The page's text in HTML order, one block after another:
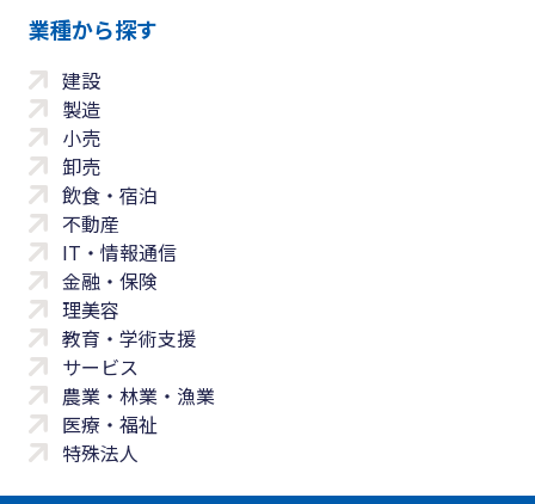
業種から探す
建設
製造
小売
卸売
飲食・宿泊
不動産
IT・情報通信
金融・保険
理美容
教育・学術支援
サービス
農業・林業・漁業
医療・福祉
特殊法人